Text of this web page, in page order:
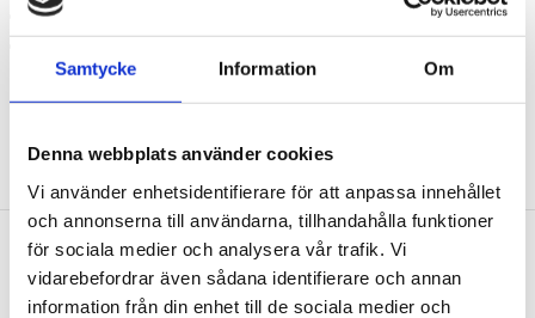
Samtycke Information Om
Denna webbplats använder cookies
Vi använder enhetsidentifierare för att anpassa innehållet
och annonserna till användarna, tillhandahålla funktioner
för sociala medier och analysera vår trafik. Vi
vidarebefordrar även sådana identifierare och annan
information från din enhet till de sociala medier och
Koppar-beryllium (icke-järn-legering)
Dykisolerat handtag
Nyhetsbrev